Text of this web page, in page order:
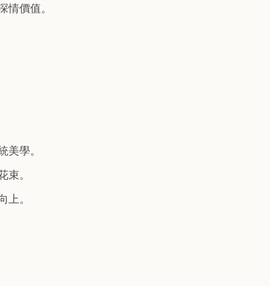
情價值。
美學。
束。
上。